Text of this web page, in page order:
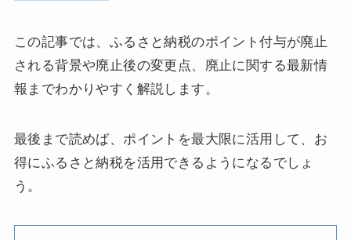
この記事では、ふるさと納税のポイント付与が廃止
される背景や廃止後の変更点、廃止に関する最新情
報までわかりやすく解説します。
最後まで読めば、ポイントを最大限に活用して、お
得にふるさと納税を活用できるようになるでしょ
う。